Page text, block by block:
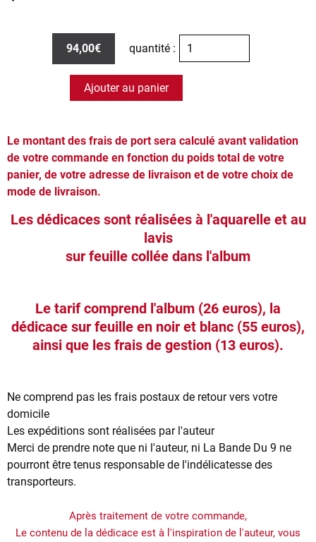
94,00€ quantité :
Ajouter au panier
Le montant des frais de port sera calculé avant validation
de votre commande en fonction du poids total de votre
panier, de votre adresse de livraison et de votre choix de
mode de livraison.
Les dédicaces sont réalisées à l'aquarelle et au
lavis
sur feuille collée dans l'album
Le tarif comprend l'album (26 euros), la
dédicace sur feuille en noir et blanc (55 euros),
ainsi que les frais de gestion (13 euros).
Ne comprend pas les frais postaux de retour vers votre
domicile
Les expéditions sont réalisées par l'auteur
Merci de prendre note que ni l'auteur, ni La Bande Du 9 ne
pourront être tenus responsable de l'indélicatesse des
transporteurs.
Après traitement de votre commande,
Le contenu de la dédicace est à l'inspiration de l'auteur, vous